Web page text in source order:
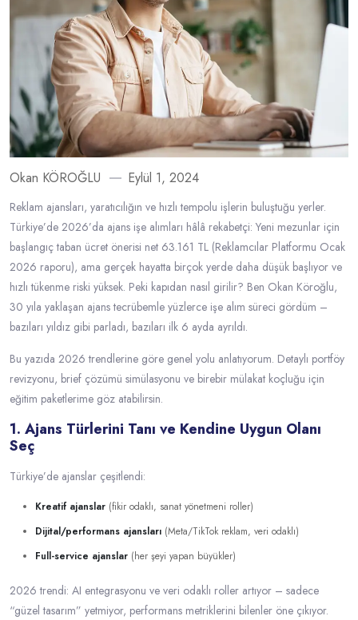
Okan KÖROĞLU Eylül 1, 2024
Reklam ajansları, yaratıcılığın ve hızlı tempolu işlerin buluştuğu yerler.
Türkiye’de 2026’da ajans işe alımları hâlâ rekabetçi: Yeni mezunlar için
başlangıç taban ücret önerisi net 63.161 TL (Reklamcılar Platformu Ocak
2026 raporu), ama gerçek hayatta birçok yerde daha düşük başlıyor ve
hızlı tükenme riski yüksek. Peki kapıdan nasıl girilir? Ben Okan Köroğlu,
30 yıla yaklaşan ajans tecrübemle yüzlerce işe alım süreci gördüm –
bazıları yıldız gibi parladı, bazıları ilk 6 ayda ayrıldı.
Bu yazıda 2026 trendlerine göre genel yolu anlatıyorum. Detaylı portföy
revizyonu, brief çözümü simülasyonu ve birebir mülakat koçluğu için
eğitim paketlerime göz atabilirsin.
1. Ajans Türlerini Tanı ve Kendine Uygun Olanı
Seç
Türkiye’de ajanslar çeşitlendi:
Kreatif ajanslar (fikir odaklı, sanat yönetmeni roller)
Dijital/performans ajansları (Meta/TikTok reklam, veri odaklı)
Full-service ajanslar (her şeyi yapan büyükler)
2026 trendi: AI entegrasyonu ve veri odaklı roller artıyor – sadece
“güzel tasarım” yetmiyor, performans metriklerini bilenler öne çıkıyor.